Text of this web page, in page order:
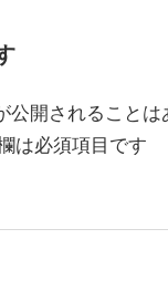
開されることは
は必須項目です